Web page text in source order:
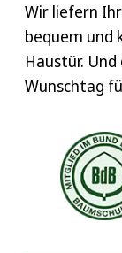
Wir liefern
bequem und
Haustür.
Wunschtag